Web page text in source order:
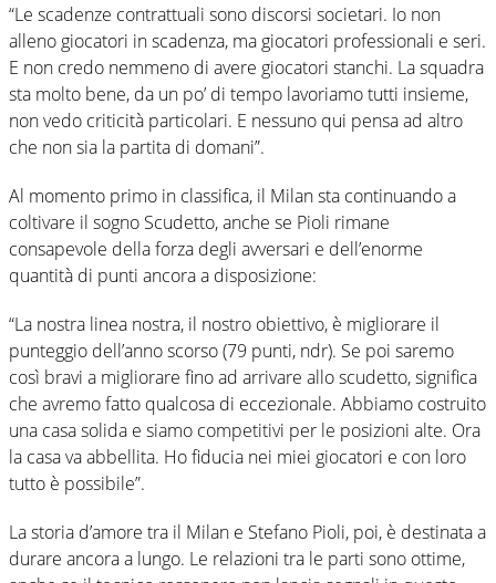
“Le scadenze contrattuali sono discorsi societari. Io non
alleno giocatori in scadenza, ma giocatori professionali e seri.
E non credo nemmeno di avere giocatori stanchi. La squadra
sta molto bene, da un po’ di tempo lavoriamo tutti insieme,
non vedo criticità particolari. E nessuno qui pensa ad altro
che non sia la partita di domani”.
Al momento primo in classifica, il Milan sta continuando a
coltivare il sogno Scudetto, anche se Pioli rimane
consapevole della forza degli avversari e dell’enorme
quantità di punti ancora a disposizione:
“La nostra linea nostra, il nostro obiettivo, è migliorare il
punteggio dell’anno scorso (79 punti, ndr). Se poi saremo
così bravi a migliorare fino ad arrivare allo scudetto, significa
che avremo fatto qualcosa di eccezionale. Abbiamo costruito
una casa solida e siamo competitivi per le posizioni alte. Ora
la casa va abbellita. Ho fiducia nei miei giocatori e con loro
tutto è possibile”.
La storia d’amore tra il Milan e Stefano Pioli, poi, è destinata a
durare ancora a lungo. Le relazioni tra le parti sono ottime,